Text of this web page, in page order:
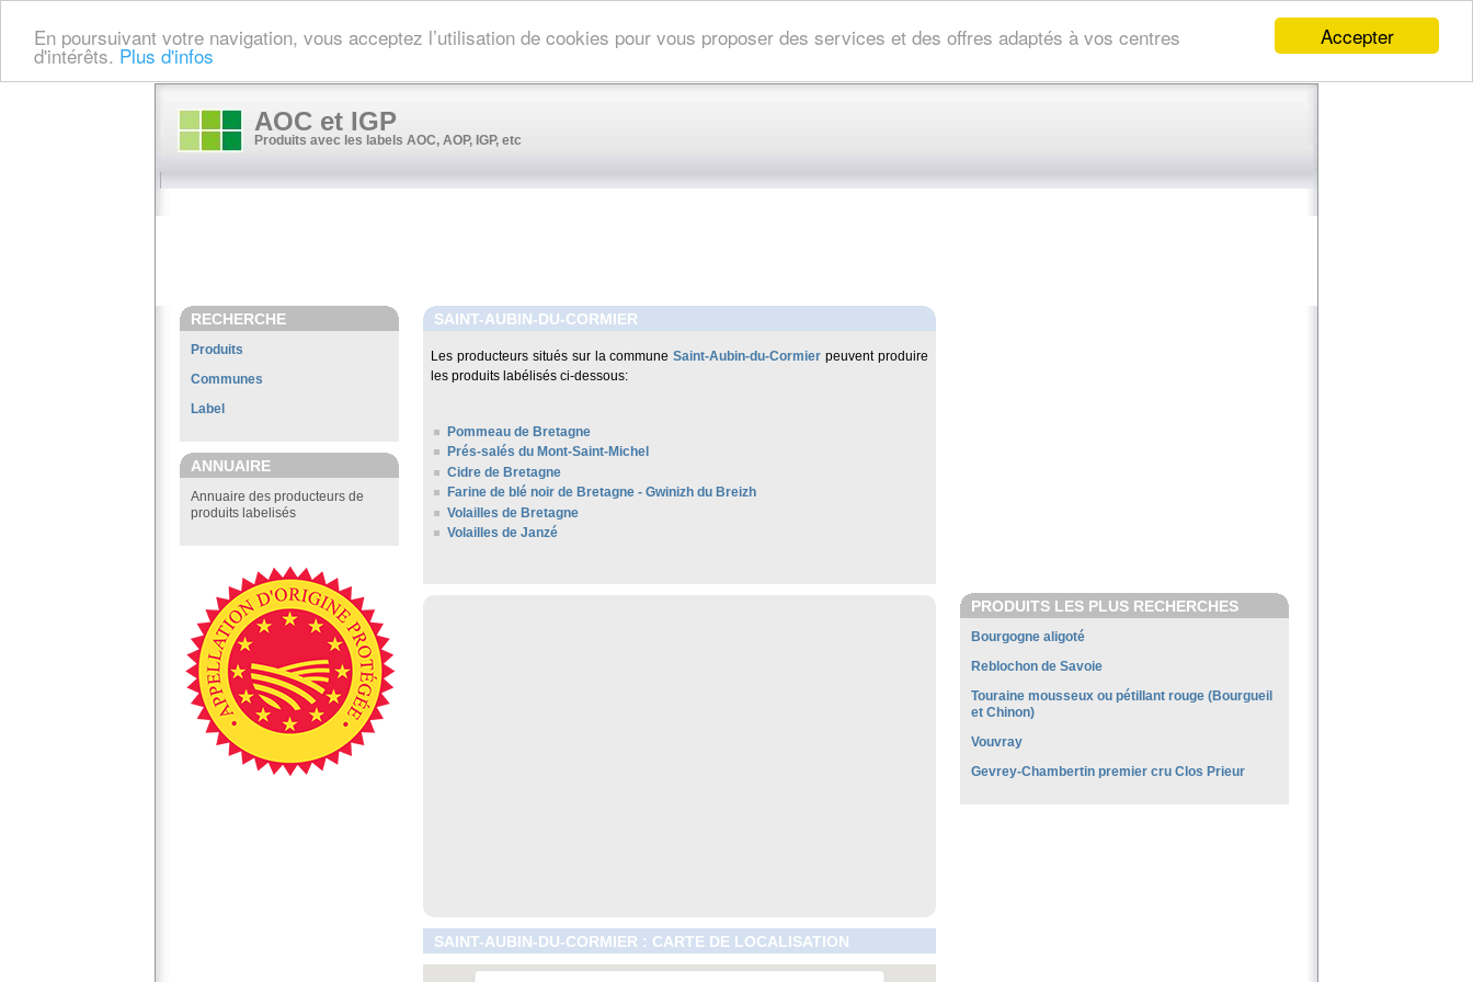
Accepter
En poursuivant votre navigation, vous acceptez l’utilisation de cookies pour vous proposer des services et des offres adaptés à vos centres
d'intérêts. Plus d'infos
AOC et IGP
Produits avec les labels AOC, AOP, IGP, etc
RECHERCHE
Produits
Communes
Label
ANNUAIRE
Annuaire des producteurs de
produits labelisés
SAINT-AUBIN-DU-CORMIER
Les producteurs situés sur la communeSaint-Aubin-du-Cormier peuvent produire
les produits labélisés ci-dessous:
Pommeau de Bretagne
Prés-salés du Mont-Saint-Michel
Cidre de Bretagne
Farine de blé noir de Bretagne - Gwinizh du Breizh
Volailles de Bretagne
Volailles de Janzé
SAINT-AUBIN-DU-CORMIER : CARTE DE LOCALISATION
PRODUITS LES PLUS RECHERCHES
Bourgogne aligoté
Reblochon de Savoie
Touraine mousseux ou pétillant rouge (Bourgueil
et Chinon)
Vouvray
Gevrey-Chambertin premier cru Clos Prieur